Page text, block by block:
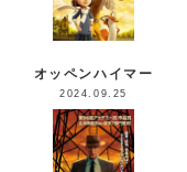
オッペンハイマー
2024.09.25